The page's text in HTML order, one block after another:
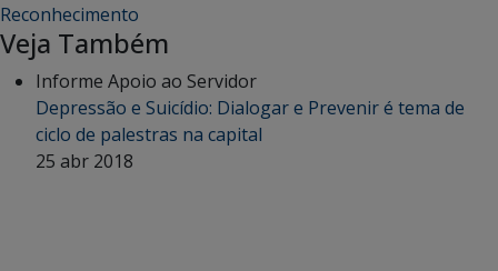
Reconhecimento
Veja Também
Informe Apoio ao Servidor
Depressão e Suicídio: Dialogar e Prevenir é tema de
ciclo de palestras na capital
25 abr 2018